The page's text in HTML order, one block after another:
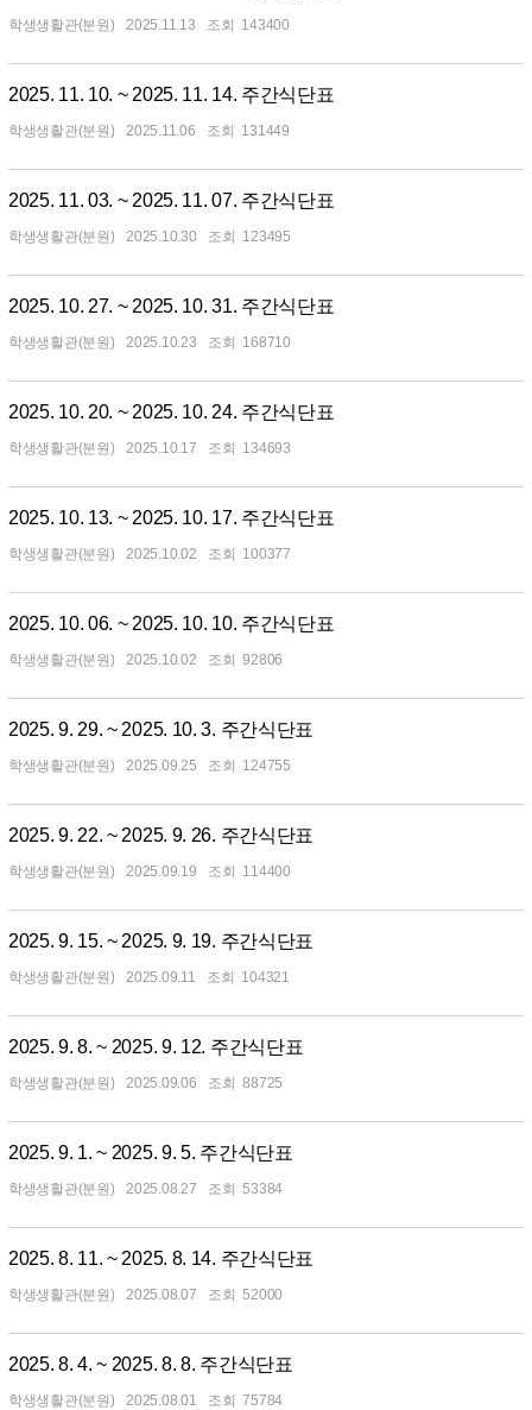
학생생활관(분원) 2025.11.13 143400
2025. 11. 10. ~ 2025. 11. 14. 주간식단표
학생생활관(분원) 2025.11.06 131449
2025. 11. 03. ~ 2025. 11. 07. 주간식단표
학생생활관(분원) 2025.10.30 123495
2025. 10. 27. ~ 2025. 10. 31. 주간식단표
학생생활관(분원) 2025.10.23 168710
2025. 10. 20. ~ 2025. 10. 24. 주간식단표
학생생활관(분원) 2025.10.17 134693
2025. 10. 13. ~ 2025. 10. 17. 주간식단표
학생생활관(분원) 2025.10.02 100377
2025. 10. 06. ~ 2025. 10. 10. 주간식단표
학생생활관(분원) 2025.10.02 92806
2025. 9. 29. ~ 2025. 10. 3. 주간식단표
학생생활관(분원) 2025.09.25 124755
2025. 9. 22. ~ 2025. 9. 26. 주간식단표
학생생활관(분원) 2025.09.19 114400
2025. 9. 15. ~ 2025. 9. 19. 주간식단표
학생생활관(분원) 2025.09.11 104321
2025. 9. 8. ~ 2025. 9. 12. 주간식단표
학생생활관(분원) 2025.09.06 88725
2025. 9. 1. ~ 2025. 9. 5. 주간식단표
학생생활관(분원) 2025.08.27 53384
2025. 8. 11. ~ 2025. 8. 14. 주간식단표
학생생활관(분원) 2025.08.07 52000
2025. 8. 4. ~ 2025. 8. 8. 주간식단표
학생생활관(분원) 2025.08.01 75784